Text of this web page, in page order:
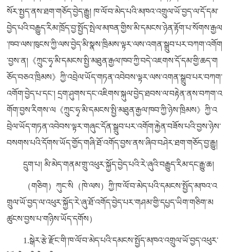
སོར་སྤྱད་ནས་ཐག་གཅོད་བྱེད་རྒྱུ། ཁ་ལོ་བ་མེད་པའི་མཁའ་འགྲུལ་ཡོ་བྱད་ལ་དོ་དམ་
བྱེད་པའི་བརྒྱུད་རིམ་ཁྲོད་བྱ་སྤྱོད་སྤེལ་མཁན་གྱིས་མི་དམངས་ཉེན་རྟོག་པ་སོགས་རྒྱལ
་ཁབ་ལས་ཁུངས་ཀྱི་ལས་བྱེད་མི་སྣས་ཁྲིམས་ལྟར་ལས་འགན་སྒྲུབ་པར་བཀག་འགོག
་བྱས་ན།《ཀྲུང་ཧྭ་མི་དམངས་སྤྱི་མཐུན་རྒྱལ་ཁབ་ཀྱི་བདེ་འཇགས་དོ་དམ་གྱི་ཆད་ག
ཅོད་བཅའ་ཁྲིམས》ཀྱི་འབྲེལ་ཡོད་གཏན་འབེབས་ལྟར་ལས་འགན་སྒྲུབ་པར་བཀག་
འགོག་བྱེད་པ་དང་། དྲག་ཤུགས་དང་འཇིགས་སྐུལ་བྱེད་ཐབས་ལ་བརྟེན་ནས་བཀག་འ
གོག་བྱས་རིགས་ལ《ཀྲུང་ཧྭ་མི་དམངས་སྤྱི་མཐུན་རྒྱལ་ཁབ་ཀྱི་ཉེས་ཁྲིམས》ཀྱི་འ
བྲེལ་ཡོད་གཏན་འབེབས་ལྟར་གཞུང་དོན་སྒྲུབ་པར་འགོག་རྐྱེན་བཟོས་པའི་བྱས་ཉེས་
བསགས་པའི་དོགས་ཡོད་གྱོད་གཞི་ཐོ་འགོད་བྱས་ནས་ཞིབ་བཤེར་ཐག་གཅོད་བྱ་རྒྱུ།
དྲུག་པ། མི་མེད་གནམ་གྲུ་འཕུར་སྐྱོད་བྱེད་པའི་རེ་ཞུའི་བརྒྱུད་རིམ་དང་རྒྱུ་ཆ།
（གཅིག）ཀུང་སི（ཁེ་ལས）ཀྱི་ཁ་ལོ་བ་མེད་པའི་དམངས་སྤྱོད་མཁའ་འ
གྲུལ་ཡོ་བྱད་ལ་འཕུར་སྐྱོད་རེ་ཞུ་ཐོ་འགོད་བྱེད་པར་གཤམ་གྱི་དཔྱད་ཡིག་གཅིག་མ
ཚུངས་བྱས་པ་གཉིས་ཡོད་དགོས）
1.སྒེར་རྩེ་རྫོང་གི་ཁ་ལོ་བ་མེད་པའི་དམངས་སྤྱོད་མཁའ་འགྲུལ་ཡོ་བྱད་འཕུར་